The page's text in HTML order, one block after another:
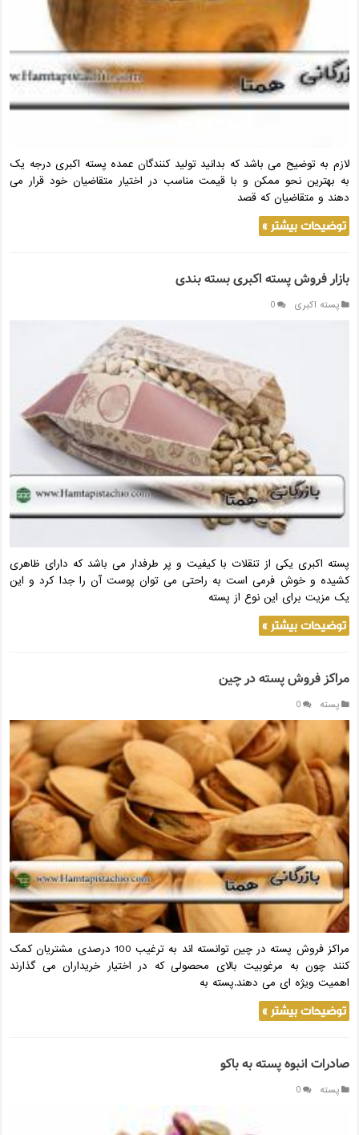
لازم به توضیح می باشد که بدانید تولید کنندگان عمده‌ پسته اکبری درجه یک
به بهترین نحو ممکن و با قیمت مناسب در اختیار متقاضیان خود قرار می
دهند و متقاضیان که قصد
توضیحات بیشتر »
بازار فروش پسته اکبری بسته بندی
پسته اکبری 0
پسته اکبری یکی از تنقلات با کیفیت و پر طرفدار می باشد که دارای ظاهری
کشیده و خوش فرمی است به راحتی می توان پوست آن را جدا کرد و این
یک مزیت برای این نوع از پسته
توضیحات بیشتر »
مراکز فروش پسته در چین
پسته 0
مراکز فروش پسته در چین توانسته اند به ترغیب 100 درصدی مشتریان کمک
کنند چون به مرغوبیت بالای محصولی که در اختیار خریداران می گذارند
اهمیت ویژه ای می دهند.پسته به
توضیحات بیشتر »
صادرات انبوه پسته به باکو
پسته 0